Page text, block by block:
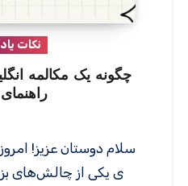
نکات
چگونه یک مکالمه
سلام دوستان عزیز! امروز می‌خوام براتون درباره
ی یکی از چالش‌های